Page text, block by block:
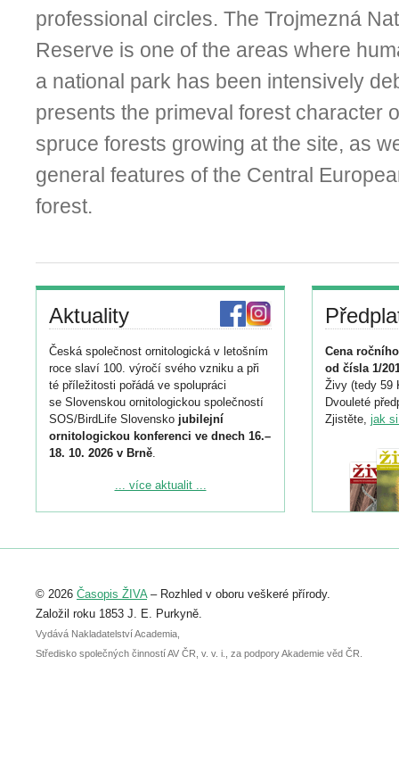
professional circles. The Trojmezná
Reserve is one of the areas where
a national park has been intensively
presents the primeval forest character
spruce forests growing at the site, as
general features of the Central
forest.
Aktuality
Česká společnost ornitologická v letošním
roce slaví 100. výročí svého vzniku a při
té příležitosti pořádá ve spolupráci
se Slovenskou ornitologickou společností
SOS/BirdLife Slovensko jubilejní
ornitologickou konferenci ve dnech 16.–
18. 10. 2026 v Brně.
Podrobnější informace ke konferenci
Registrovat se můžete do 6. září.
abstraktu přihlášené přednášky nebo
posteru je už 30. června.
... více aktualit ...
Cena
od čísla 1/
Živy (tedy 59
Dvouleté
Zjistěte, jak
© 2026 Časopis ŽIVA– Rozhled v oboru veškeré přírody.
Založil roku 1853 J. E. Purkyně.
Vydává Nakladatelství Academia,
Středisko společných činností AV ČR, v. v. i., za podpory Akademie věd ČR.